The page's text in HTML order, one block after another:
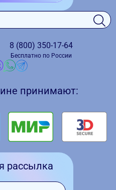
8 (800) 350-17-64
Бесплатно по России
принимают:
рассылка